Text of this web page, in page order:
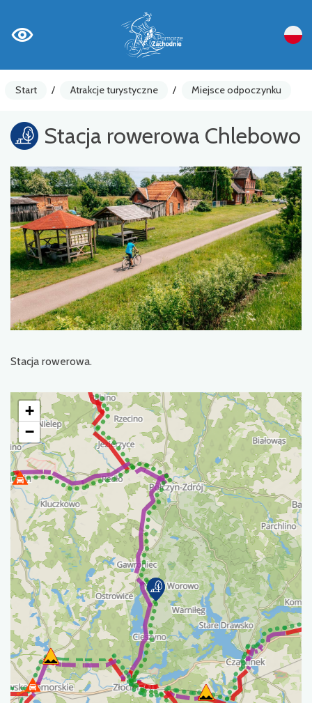
Start / Atrakcje turystyczne / Miejsce odpoczynku
Stacja rowerowa Chlebowo
Stacja rowerowa.
+
−